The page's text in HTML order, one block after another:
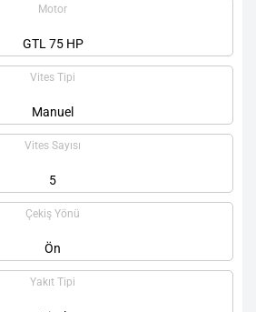
Motor
GTL 75 HP
Vites Tipi
Manuel
Vites Sayısı
5
Çekiş Yönü
Ön
Yakıt Tipi